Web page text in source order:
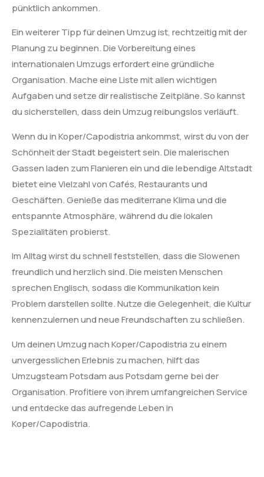
pünktlich ankommen.
Ein weiterer Tipp für deinen Umzug ist, rechtzeitig mit der
Planung zu beginnen. Die Vorbereitung eines
internationalen Umzugs erfordert eine gründliche
Organisation. Mache eine Liste mit allen wichtigen
Aufgaben und setze dir realistische Zeitpläne. So kannst
du sicherstellen, dass dein Umzug reibungslos verläuft.
Wenn du in Koper/Capodistria ankommst, wirst du von der
Schönheit der Stadt begeistert sein. Die malerischen
Gassen laden zum Flanieren ein und die lebendige Altstadt
bietet eine Vielzahl von Cafés, Restaurants und
Geschäften. Genieße das mediterrane Klima und die
entspannte Atmosphäre, während du die lokalen
Spezialitäten probierst.
Im Alltag wirst du schnell feststellen, dass die Slowenen
freundlich und herzlich sind. Die meisten Menschen
sprechen Englisch, sodass die Kommunikation kein
Problem darstellen sollte. Nutze die Gelegenheit, die Kultur
kennenzulernen und neue Freundschaften zu schließen.
Um deinen Umzug nach Koper/Capodistria zu einem
unvergesslichen Erlebnis zu machen, hilft das
Umzugsteam Potsdam aus Potsdam gerne bei der
Organisation. Profitiere von ihrem umfangreichen Service
und entdecke das aufregende Leben in
Koper/Capodistria.